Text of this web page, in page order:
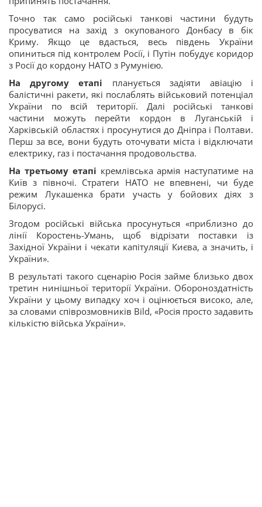
Точно так само російські танкові частини будуть
просуватися на захід з окупованого Донбасу в бік
Криму. Якщо це вдасться, весь південь України
опиниться під контролем Росії, і Путін побудує коридор
з Росії до кордону НАТО з Румунією.
На другому етапі планується задіяти авіацію і
балістичні ракети, які послаблять військовий потенціал
України по всій території. Далі російські танкові
частини можуть перейти кордон в Луганській і
Харківській областях і просунутися до Дніпра і Полтави.
Перш за все, вони будуть оточувати міста і відключати
електрику, газ і постачання продовольства.
На третьому етапі кремлівська армія наступатиме на
Київ з півночі. Стратеги НАТО не впевнені, чи буде
режим Лукашенка брати участь у бойових діях з
Білорусі.
Згодом російські війська просунуться «приблизно до
лінії Коростень-Умань, щоб відрізати поставки із
Західної України і чекати капітуляції Києва, а значить, і
України».
В результаті такого сценарію Росія займе близько двох
третин нинішньої території України. Обороноздатність
України у цьому випадку хоч і оцінюється високо, але,
за словами співрозмовників Bild, «Росія просто задавить
кількістю війська України».